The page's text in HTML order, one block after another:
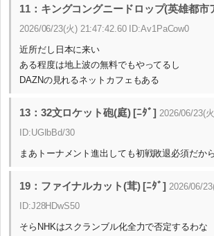
11：キングコングニードロップ(英雄都市
2026/06/23(火) 21:47:42.60 ID:Av1PaCow0
近所だし日本に来い
ある程度は地上波の無料でもやってるし
DAZNの見れるネットカフェもある
13：32文ロケット砲(庭) [ﾆﾀﾞ] 2026/06/23(
ID:UGIbBd/30
まあトーナメント進出しても初戦敗退必須だか
19：ファイナルカット(茸) [ﾆﾀﾞ] 2026/06/
ID:J28HDwS50
そらNHKはスクランブル化全力で否定するわな